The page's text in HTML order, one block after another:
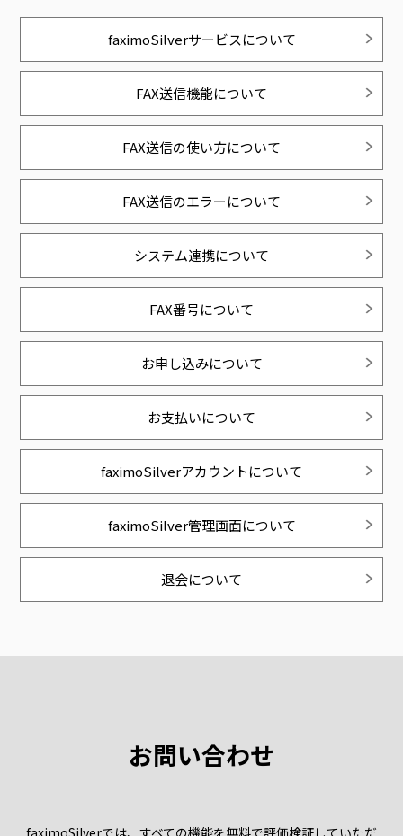
faximoSilverサービスについて
FAX送信機能について
FAX送信の使い方について
FAX送信のエラーについて
システム連携について
FAX番号について
お申し込みについて
お支払いについて
faximoSilverアカウントについて
faximoSilver管理画面について
退会について
お問い合わせ
faximoSilverでは、すべての機能を無料で評価検証していただ